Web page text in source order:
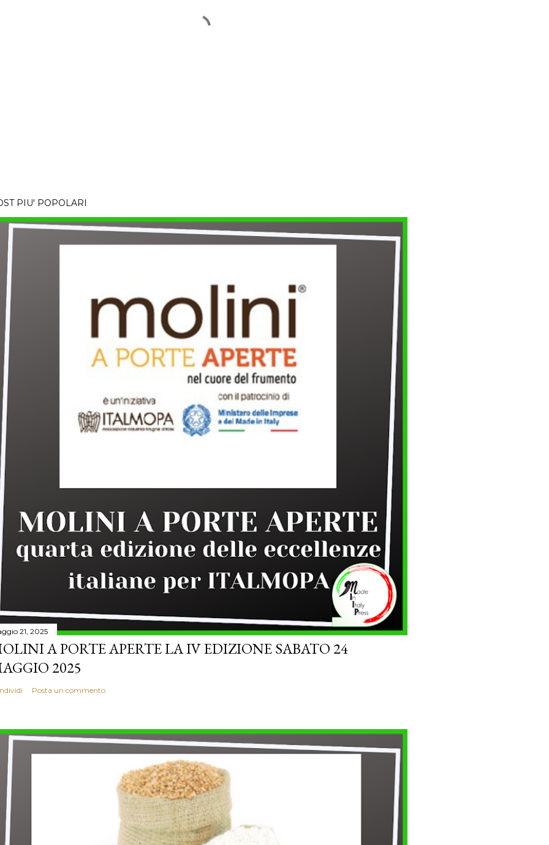
PIU' POPOLARI
21, 2025
A PORTE APERTE LA IV EDIZIONE SABATO 24
2025
Posta un commento